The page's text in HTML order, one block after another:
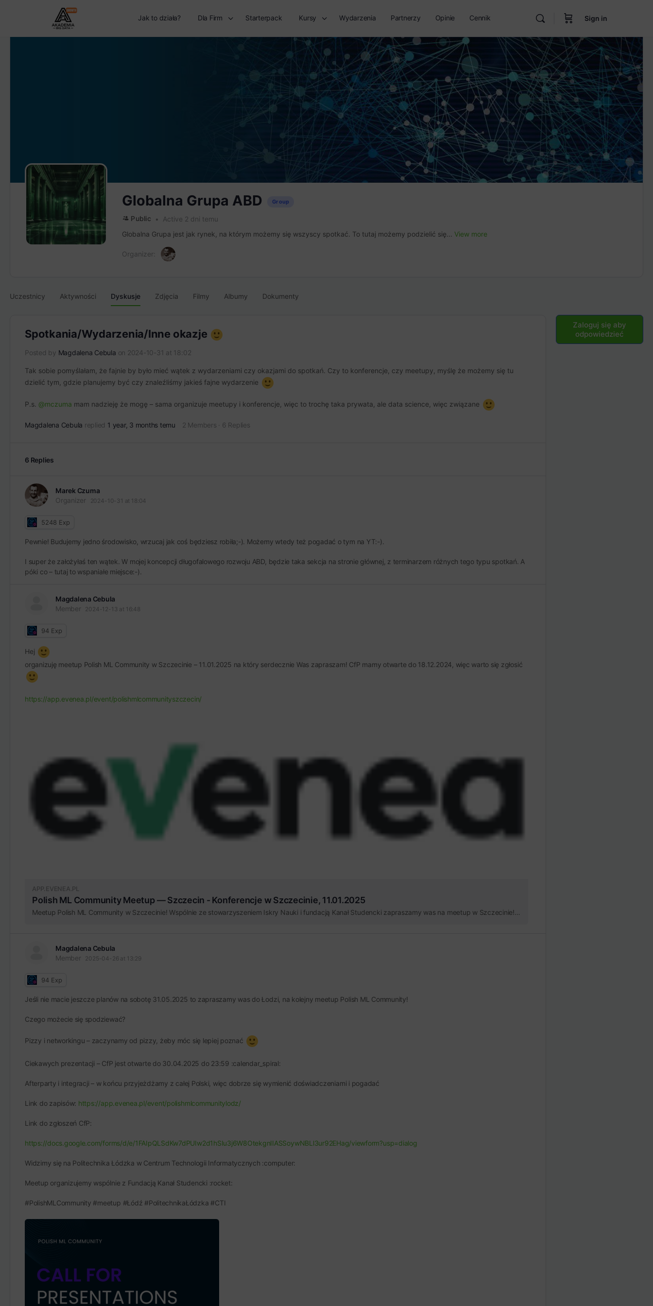
Jak to działa? Dla Firm Starterpack Kursy Wydarzenia Partnerzy Opinie Cennik Sign in
Globalna Grupa ABD Group
Public
Active 2 dni temu
Globalna Grupa jest jak rynek, na którym możemy się wszyscy spotkać. To tutaj możemy podzielić się... View more
Organizer:
Uczestnicy Aktywności Dyskusje Zdjęcia Filmy Albumy Dokumenty
Spotkania/Wydarzenia/Inne okazje
Posted by Magdalena Cebula on 2024-10-31 at 18:02
Tak sobie pomyślałam, że fajnie by było mieć wątek z wydarzeniami czy okazjami do spotkań. Czy to konferencje, czy meetupy, myślę że możemy się tu
dzielić tym, gdzie planujemy być czy znaleźliśmy jakieś fajne wydarzenie
P.s. @mczuma mam nadzieję że mogę – sama organizuje meetupy i konferencje, więc to trochę taka prywata, ale data science, więc związane
Magdalena Cebula replied 1 year, 3 months temu 2 Members · 6 Replies
6 Replies
Marek Czuma
Organizer
2024-10-31 at 18:04
5248 Exp
Pewnie! Budujemy jedno środowisko, wrzucaj jak coś będziesz robiła;-). Możemy wtedy też pogadać o tym na YT:-).
I super że założyłaś ten wątek. W mojej koncepcji długofalowego rozwoju ABD, będzie taka sekcja na stronie głównej, z terminarzem różnych tego typu spotkań. A
póki co – tutaj to wspaniałe miejsce:-).
Magdalena Cebula
Member
2024-12-13 at 16:48
94 Exp
Hej
organizuję meetup Polish ML Community w Szczecinie – 11.01.2025 na który serdecznie Was zapraszam! CfP mamy otwarte do 18.12.2024, więc warto się zgłosić
https://app.evenea.pl/event/polishmlcommunityszczecin/
APP.EVENEA.PL
Polish ML Community Meetup — Szczecin - Konferencje w Szczecinie, 11.01.2025
Meetup Polish ML Community w Szczecinie! Wspólnie ze stowarzyszeniem Iskry Nauki i fundacją Kanał Studencki zapraszamy was na meetup w Szczecinie! Po spotkaniu robimy afterpaty, jeżeli chcesz się wybrać z nami — koniecznie daj nam znać
Magdalena Cebula
Member
2025-04-26 at 13:29
94 Exp
Jeśli nie macie jeszcze planów na sobotę 31.05.2025 to zapraszamy was do Łodzi, na kolejny meetup Polish ML Community!
Czego możecie się spodziewać?
Pizzy i networkingu – zaczynamy od pizzy, żeby móc się lepiej poznać
Ciekawych prezentacji – CfP jest otwarte do 30.04.2025 do 23:59 :calendar_spiral:
Afterparty i integracji – w końcu przyjeżdżamy z całej Polski, więc dobrze się wymienić doświadczeniami i pogadać
Link do zapisów: https://app.evenea.pl/event/polishmlcommunitylodz/
Link do zgłoszeń CfP:
https://docs.google.com/forms/d/e/1FAIpQLSdKw7dPUIw2d1hSIu3j6W8OtekgnIIASSoywNBLl3ur92EHag/viewform?usp=dialog
Widzimy się na Politechnika Łódzka w Centrum Technologii Informatycznych :computer:
Meetup organizujemy wspólnie z Fundacją Kanał Studencki :rocket:
#PolishMLCommunity #meetup #Łódź #PolitechnikaŁódzka #CTI
Zaloguj się aby
odpowiedzieć